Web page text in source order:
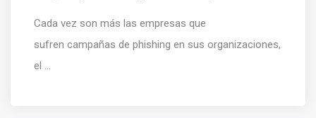
Cada vez son más las empresas que
sufren campañas de phishing en sus organizaciones,
el ...